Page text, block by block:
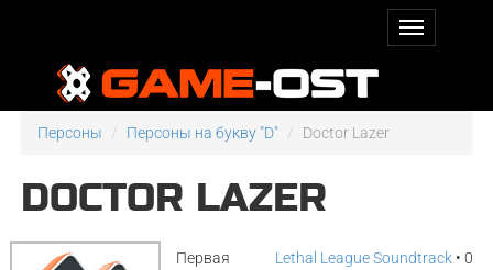
Персоны Персоны на букву "D" Doctor Lazer
DOCTOR LAZER
Первая
Lethal League Soundtrack • 0